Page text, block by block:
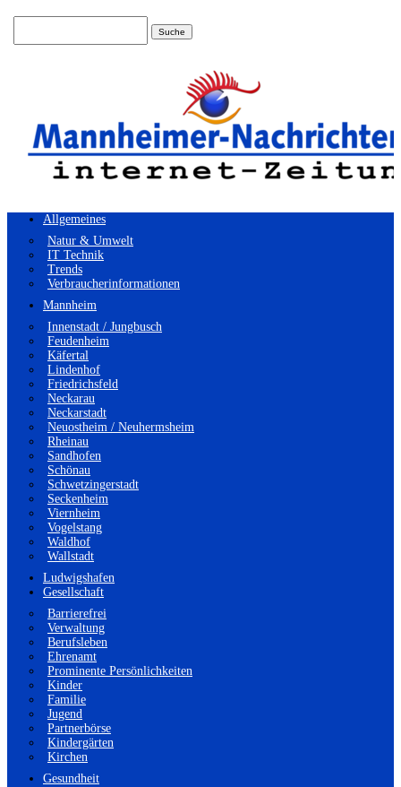
Allgemeines
Natur & Umwelt
IT Technik
Trends
Verbraucherinformationen
Mannheim
Innenstadt / Jungbusch
Feudenheim
Käfertal
Lindenhof
Friedrichsfeld
Neckarau
Neckarstadt
Neuostheim / Neuhermsheim
Rheinau
Sandhofen
Schönau
Schwetzingerstadt
Seckenheim
Viernheim
Vogelstang
Waldhof
Wallstadt
Ludwigshafen
Gesellschaft
Barrierefrei
Verwaltung
Berufsleben
Ehrenamt
Prominente Persönlichkeiten
Kinder
Familie
Jugend
Partnerbörse
Kindergärten
Kirchen
Gesundheit